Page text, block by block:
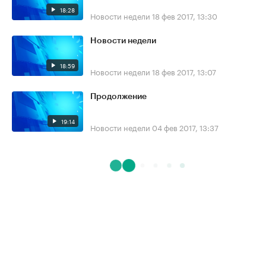
18:28 Новости недели 18 фев 2017, 13:30
18:59
Новости недели
Новости недели 18 фев 2017, 13:07
19:14
Продолжение
Новости недели 04 фев 2017, 13:37